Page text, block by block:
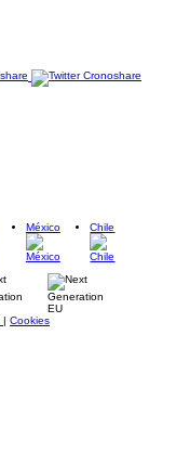
México Chile
| Cookies